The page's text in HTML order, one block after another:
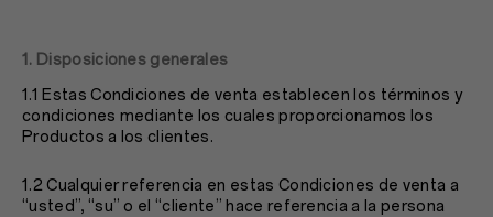
1. Disposiciones generales
1.1 Estas Condiciones de venta establecen los términos y
condiciones mediante los cuales proporcionamos los
Productos a los clientes.
1.2 Cualquier referencia en estas Condiciones de venta a
“usted”, “su” o el “cliente” hace referencia a la persona